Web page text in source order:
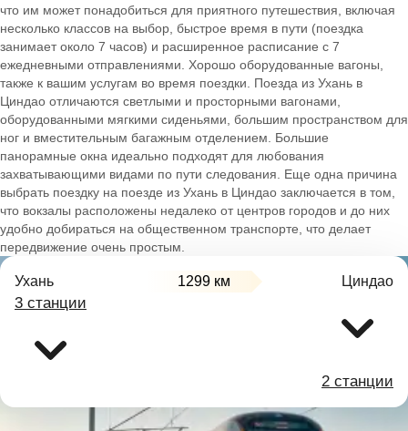
что им может понадобиться для приятного путешествия, включая
несколько классов на выбор, быстрое время в пути (поездка
занимает около 7 часов) и расширенное расписание с 7
ежедневными отправлениями. Хорошо оборудованные вагоны,
также к вашим услугам во время поездки. Поезда из Ухань в
Циндао отличаются светлыми и просторными вагонами,
оборудованными мягкими сиденьями, большим пространством для
ног и вместительным багажным отделением. Большие
панорамные окна идеально подходят для любования
захватывающими видами по пути следования. Еще одна причина
выбрать поездку на поезде из Ухань в Циндао заключается в том,
что вокзалы расположены недалеко от центров городов и до них
удобно добираться на общественном транспорте, что делает
передвижение очень простым.
Ухань 1299 км Циндао
3 станции
2 станции